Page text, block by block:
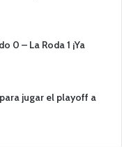
0 – La Roda 1 ¡Ya
jugar el playoff a